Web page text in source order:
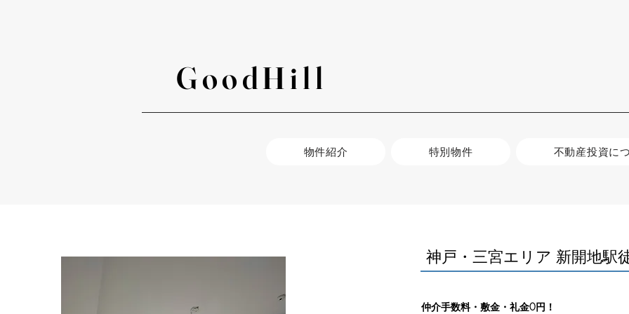
GoodHill
物件紹介 特別物件 不動産投資に
神戸・三宮エリア 新開地駅
仲介手数料・敷金・礼金0円！